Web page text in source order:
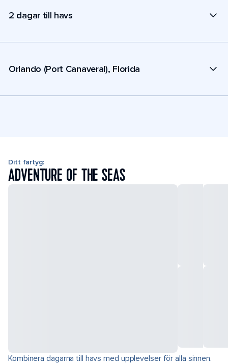
2 dagar till havs
Orlando (Port Canaveral), Florida
Ditt fartyg:
ADVENTURE OF THE SEAS
Kombinera dagarna till havs med upplevelser för alla sinnen.